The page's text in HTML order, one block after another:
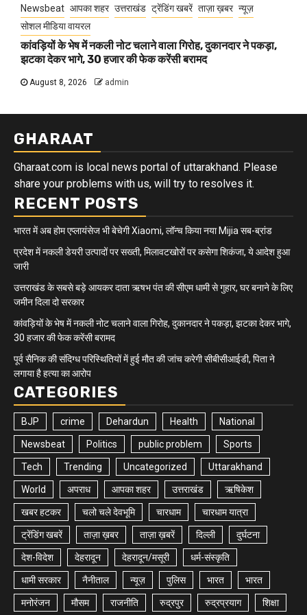
Newsbeat आपका शहर उत्तराखंड ट्रेंडिंग खबरें ताज़ा ख़बर न्यूज़
सोशल मीडिया वायरल
कांवड़ियों के भेष में नकली नोट चलाने वाला गिरोह, दुकानदार ने पकड़ा,
झटका देकर भागे, 30 हजार की फेक करेंसी बरामद
August 8, 2026 admin
GHARAAT
Gharaat.com is local news portal of uttarakhand. Please
share your problems with us, will try to resolves it.
RECENT POSTS
भारत में अब होम एप्लायंसेज भी बेचेगी Xiaomi, लॉन्च किया नया Mijia सब-ब्रांड
प्रदेश में नकली डेयरी उत्पादों पर सख्ती, मिलावटखोरों पर कसेगा शिकंजा, ये आदेश हुआ
जारी
उत्तराखंड के सबसे बड़े आयकर दाता ऋषभ पंत की सीएम धामी से गुहार, घर बनाने के लिए
जमीन दिला दो सरकार
कांवड़ियों के भेष में नकली नोट चलाने वाला गिरोह, दुकानदार ने पकड़ा, झटका देकर भागे,
30 हजार की फेक करेंसी बरामद
पूर्व सैनिक की संदिग्ध परिस्थितियों में हुई मौत की जांच करेगी सीबीसीआईडी, पिता ने
लगाया है हत्या का आरोप
CATEGORIES
BJP crime Dehardun Health National
Newsbeat Politics public problem Sports
Tech Trending Uncategorized Uttarakhand
World अपराध आपका शहर उत्तराखंड ऋषिकेश
खबर हटकर चलो चले देवभूमि चारधाम चारधाम यात्रा
ट्रेंडिंग खबरें ताज़ा ख़बर ताज़ा ख़बरें दिल्ली दुर्घटना
देश-विदेश देहरादून देहरादून/मसूरी धर्म-संस्कृति
धामी सरकार नैनीताल न्यूज़ पुलिस भारत भारत
मनोरंजन मौसम राजनीति रुद्रपुर रुद्रप्रयाग शिक्षा